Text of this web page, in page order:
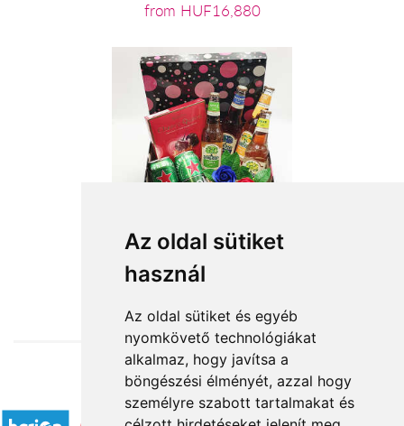
Az oldal sütiket
használ
Az oldal sütiket és egyéb
nyomkövető technológiákat
alkalmaz, hogy javítsa a
böngészési élményét, azzal hogy
személyre szabott tartalmakat és
from HUF16,880
from HUF17,000
Accepted payment methods